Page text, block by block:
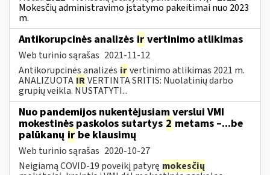
Mokesčių administravimo įstatymo pakeitimai nuo 2023
m.
Antikorupcinės analizės ir vertinimo atlikimas
Web turinio sąrašas 2021-11-12
Antikorupcinės analizės irvertinimo atlikimas 2021 m.
ANALIZUOTA IRVERTINTA SRITIS: Nuolatinių darbo
grupių veikla. NUSTATYTI...
Nuo pandemijos nukentėjusiam verslui VMI
mokestinės paskolos sutartys 2 metams –...be
palūkanų ir be klausimų
Web turinio sąrašas 2020-10-27
Neigiamą COVID-19 poveikį patyrę mokesčių